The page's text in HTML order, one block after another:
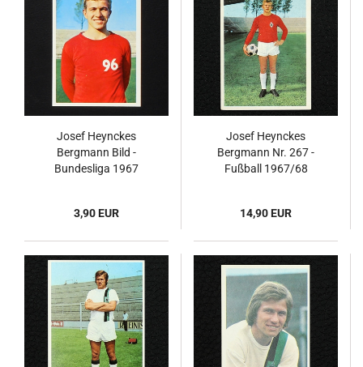
Josef Heynckes
Bergmann Bild -
Bundesliga 1967
3,90 EUR
Josef Heynckes
Bergmann Nr. 267 -
Fußball 1967/68
14,90 EUR